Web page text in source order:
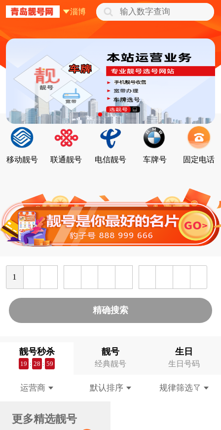
淄博
移动靓号 联通靓号 电信靓号 车牌号 固定电话
精确搜索
靓号秒杀
19 : 28 : 59
靓号
经典靓号
生日
生日号码
运营商 默认排序 规律筛选
更多精选靓号